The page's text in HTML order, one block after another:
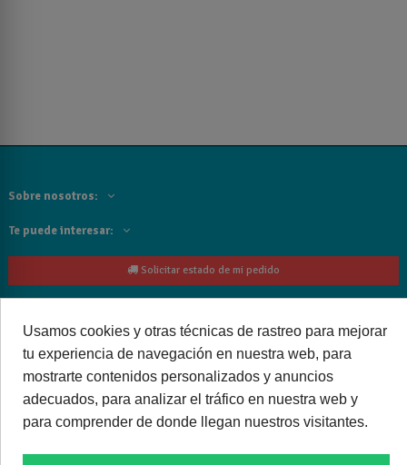
Sobre nosotros:
Te puede interesar:
Solicitar estado de mi pedido
Usamos cookies y otras técnicas de rastreo para mejorar
tu experiencia de navegación en nuestra web, para
mostrarte contenidos personalizados y anuncios
adecuados, para analizar el tráfico en nuestra web y
para comprender de donde llegan nuestros visitantes.